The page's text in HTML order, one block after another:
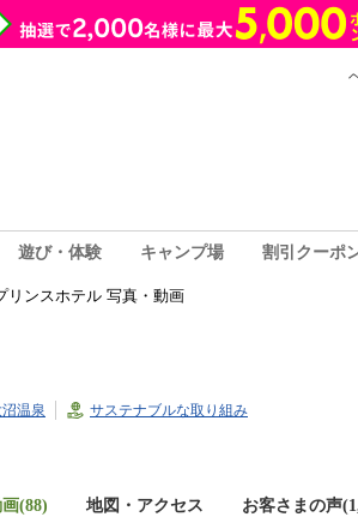
遊び・体験 キャンプ場 割引クーポ
リンスホテル 写真・動画
温泉 サステナブルな取り組み
(88) 地図・アクセス お客さまの声(